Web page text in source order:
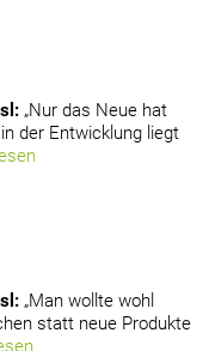
: „Nur das Neue hat
der Entwicklung liegt
: „Man wollte wohl
statt neue Produkte